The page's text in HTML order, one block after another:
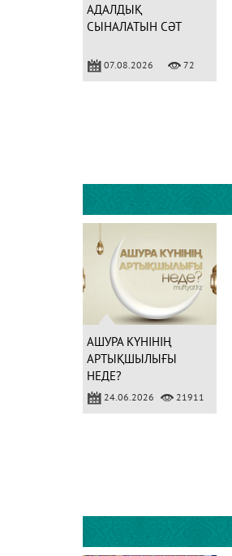
АДАЛДЫҚ
СЫНАЛАТЫН СӘТ
07.08.2026 72
АШУРА КҮНІНІҢ
АРТЫҚШЫЛЫҒЫ
НЕДЕ?
24.06.2026 21911